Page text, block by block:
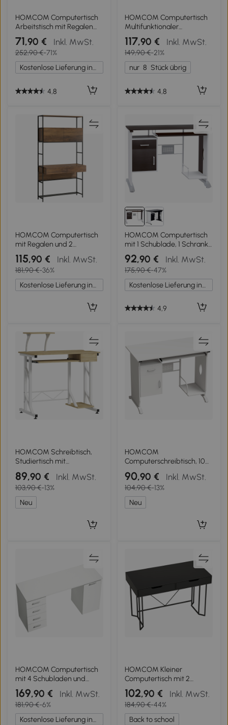
HOMCOM Computertisch
Arbeitstisch mit Regalen
und Schubladen
Schreibtisch Bürotisch
Platzsparend stabil Metall
MDF Schwarz 90 x 50 x 95
cm
71,90 € Inkl. MwSt.
252,90 €-71%
Kostenlose Lieferung innerhalb Deutschlands
4,8
HOMCOM Computertisch
Multifunktionaler
Schreibtisch mit Regalen,
Schublade, Tastaturablage
aus MDF 120 x 60 x 74 cm -
Schwarz
117,90 € Inkl. MwSt.
149,90 €-21%
nur 8 Stück übrig
4,8
HOMCOM Computertisch
mit Regalen und 2
Schubladen für das Home
Office, 185 cm hoch, Braun
Holzoptik
115,90 € Inkl. MwSt.
181,90 €-36%
Kostenlose Lieferung innerhalb Deutschlands
HOMCOM Computertisch
mit 1 Schublade, 1 Schrank,
1 Tastaturablage,
Schreibtisch. Bürotisch,
MDF Schwarznuss+Silber
92,90 € Inkl. MwSt.
175,90 €-47%
Kostenlose Lieferung innerhalb Deutschlands
4,9
HOMCOM Schreibtisch,
Studiertisch mit
Tastaturauszug und
Schublade, Computertisch
für Arbeitszimmer
90x50x100 cm Eiche
89,90 € Inkl. MwSt.
103,90 €-13%
Neu
HOMCOM
Computerschreibtisch, 100
x 52 x 75 cm, ausziehbare
Tastaturablage,
Schubladen und Halter für
Zentraleinheit, weiß
90,90 € Inkl. MwSt.
104,90 €-13%
Neu
HOMCOM Computertisch
mit 4 Schubladen und
Schrank, 140 cm
Schreibtisch für
Arbeitszimmer, Weiß
Holzoptik
169,90 € Inkl. MwSt.
181,90 €-6%
Kostenlose Lieferung innerhalb Deutschlands
HOMCOM Kleiner
Computertisch mit 2
Schubladen, Schreibtisch
mit großer Arbeitsfläche
120 x 60 x 77 cm Schwarz
102,90 € Inkl. MwSt.
184,90 €-44%
Back to school